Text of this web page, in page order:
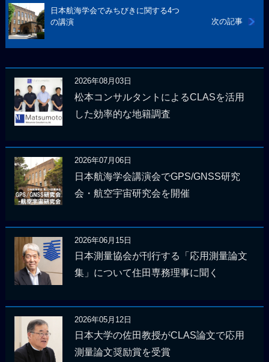
次の記事
日本航海学会でみちびきに関する4つ
の講演
2026年08月03日
松本コンサルタントによるCLASを活用
した効率的な地籍調査
2026年07月06日
日本航海学会講演会でGPS/GNSS研究
会・航空宇宙研究会を開催
2026年06月15日
日本測量協会が刊行する「応用測量論文
集」について住田専務理事に聞く
2026年05月12日
日本大学の佐田教授がCLAS論文で応用
測量論文奨励賞を受賞